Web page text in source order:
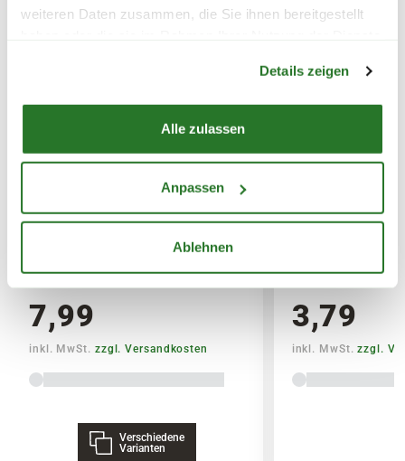
weiteren Daten zusammen, die Sie ihnen bereitgestellt
Details zeigen
Alle zulassen
Anpassen
Ablehnen
Erde)
14,95€
SPEDITIONSVERSAND
BLUMEN RISSE Bio-Garten-&
7,99
inkl. MwSt. zzgl. Versandkosten
Verschiedene
Varianten
BLUMEN
3,79
inkl. MwSt.zzgl.